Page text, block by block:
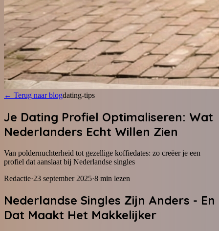
← Terug naar blogdating-tips
Je Dating Profiel Optimaliseren: Wat
Nederlanders Echt Willen Zien
Van poldernuchterheid tot gezellige koffiedates: zo creëer je een
profiel dat aanslaat bij Nederlandse singles
Redactie·23 september 2025·8 min lezen
Nederlandse Singles Zijn Anders - En
Dat Maakt Het Makkelijker